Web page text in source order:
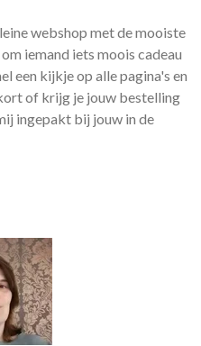
webshop met de mooiste
iemand iets moois cadeau
een kijkje op alle pagina's en
of krijg je jouw bestelling
ingepakt bij jouw in de